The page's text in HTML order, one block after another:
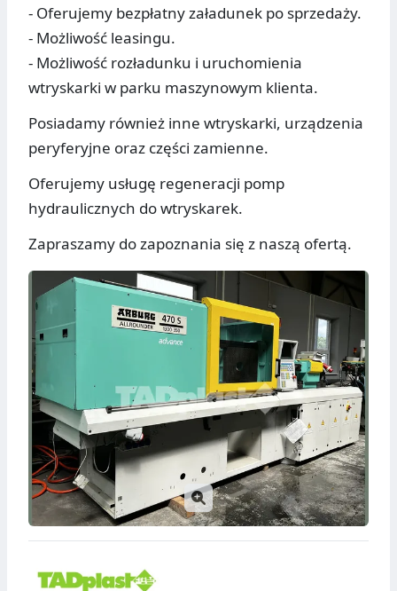
- Oferujemy bezpłatny załadunek po sprzedaży.
- Możliwość leasingu.
- Możliwość rozładunku i uruchomienia
wtryskarki w parku maszynowym klienta.
Posiadamy również inne wtryskarki, urządzenia
peryferyjne oraz części zamienne.
Oferujemy usługę regeneracji pomp
hydraulicznych do wtryskarek.
Zapraszamy do zapoznania się z naszą ofertą.